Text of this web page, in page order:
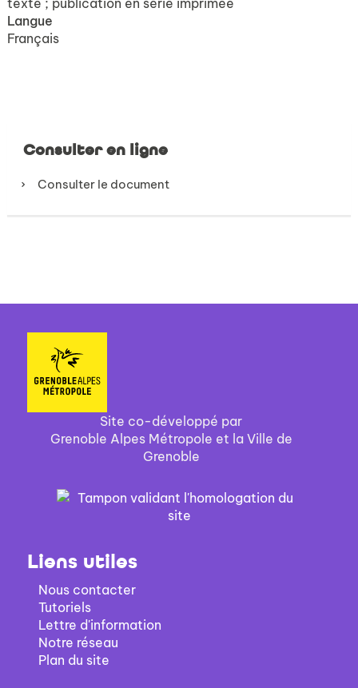
texte ; publication en série imprimée
Langue
Français
Consulter en ligne
Consulter le document
Site co-développé par
Grenoble Alpes Métropole et la Ville de
Grenoble
Liens utiles
Nous contacter
Tutoriels
Lettre d'information
Notre réseau
Plan du site